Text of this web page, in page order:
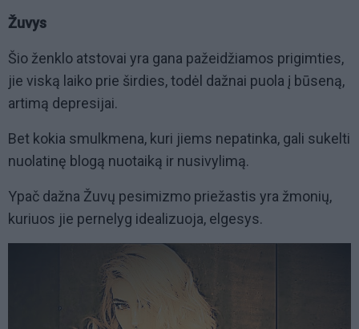
Žuvys
Šio ženklo atstovai yra gana pažeidžiamos prigimties,
jie viską laiko prie širdies, todėl dažnai puola į būseną,
artimą depresijai.
Bet kokia smulkmena, kuri jiems nepatinka, gali sukelti
nuolatinę blogą nuotaiką ir nusivylimą.
Ypač dažna Žuvų pesimizmo priežastis yra žmonių,
kuriuos jie pernelyg idealizuoja, elgesys.